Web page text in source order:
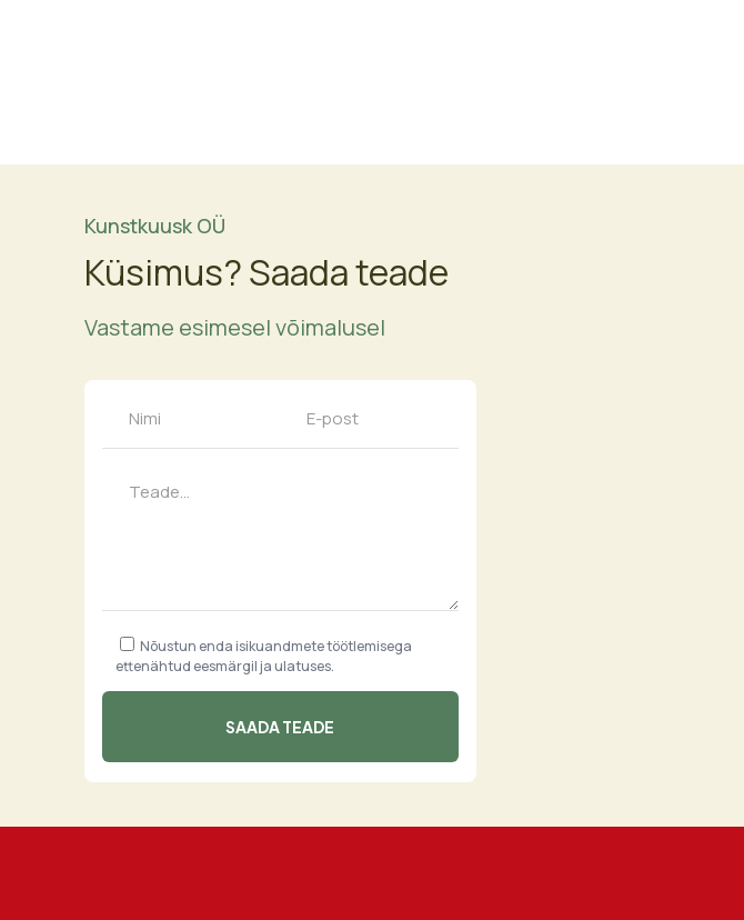
Kunstkuusk OÜ
Küsimus? Saada teade
Vastame esimesel võimalusel
Nõustun enda isikuandmete töötlemisega
ettenähtud eesmärgil ja ulatuses.